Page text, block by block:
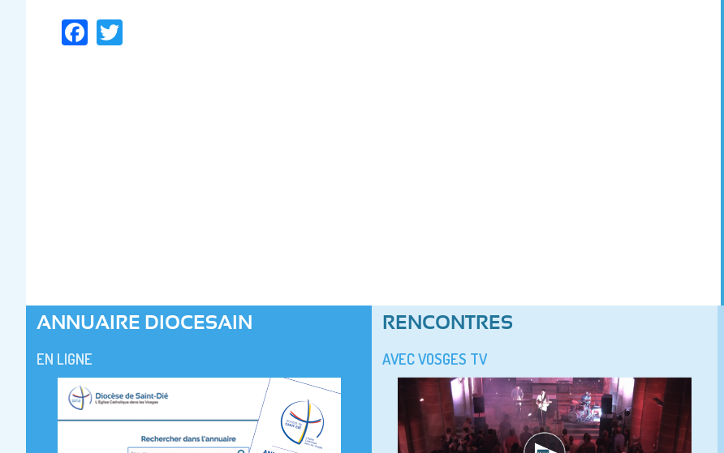
Facebook
ANNUAIRE DIOCESAIN
EN LIGNE
RENCONTRES
AVEC VOSGES TV